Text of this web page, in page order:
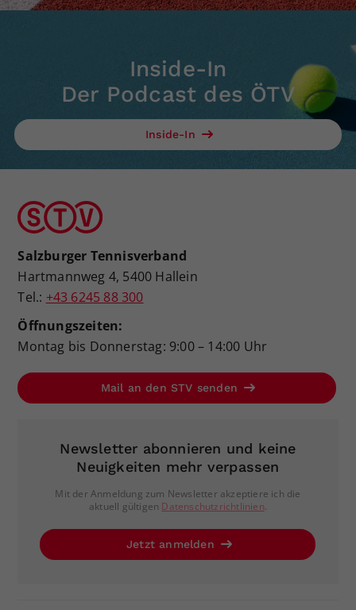
Inside-In
Der Podcast des ÖTV
Inside-In
Salzburger Tennisverband
Hartmannweg 4, 5400 Hallein
Tel.: +43 6245 88 300
Öffnungszeiten:
Montag bis Donnerstag: 9:00 – 14:00 Uhr
Mail an den STV senden
Newsletter abonnieren und keine
Neuigkeiten mehr verpassen
Mit der Anmeldung zum Newsletter akzeptiere ich die
aktuell gültigen Datenschutzrichtlinien.
Jetzt anmelden